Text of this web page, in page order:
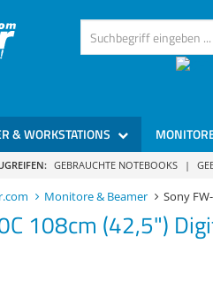
& WORKSTATIONS
GEBRAUCHTE NOTEBOOKS |
Monitore & Beamer Sony
108cm (42,5")